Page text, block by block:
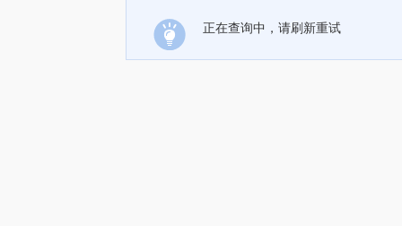
正在查询中，请刷新重试